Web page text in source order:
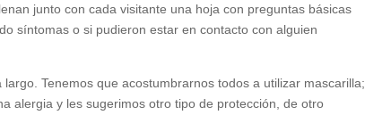
junto con cada visitante una hoja con preguntas básicas
síntomas o si pudieron estar en contacto con alguien
Tenemos que acostumbrarnos todos a utilizar mascarilla;
alergia y les sugerimos otro tipo de protección, de otro